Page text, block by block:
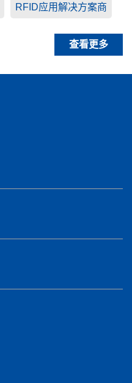
RFID应用解决方案商
查看更多